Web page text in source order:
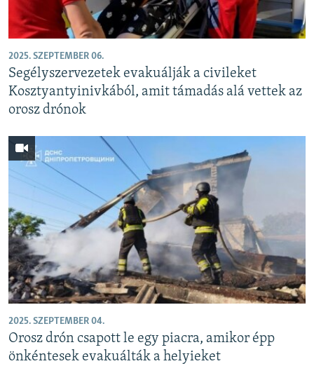
2025. SZEPTEMBER 06.
Segélyszervezetek evakuálják a civileket
Kosztyantyinivkából, amit támadás alá vettek az
orosz drónok
2025. SZEPTEMBER 04.
Orosz drón csapott le egy piacra, amikor épp
önkéntesek evakuálták a helyieket